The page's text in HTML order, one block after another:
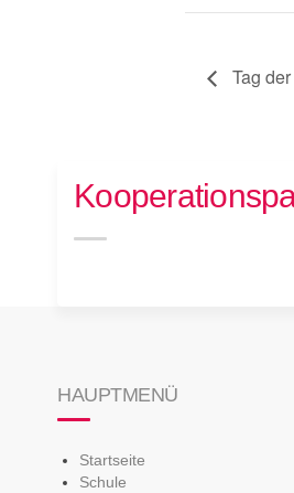
Tag
HAUPTMENÜ
Startseite
Schule